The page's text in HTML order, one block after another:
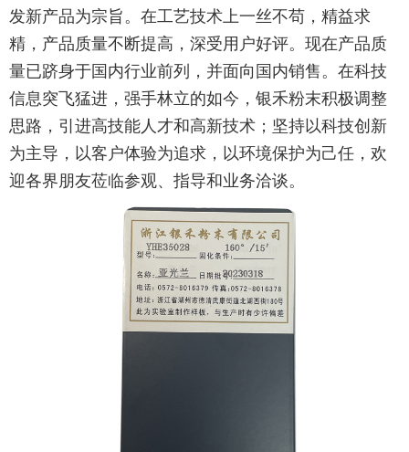
发新产品为宗旨。在工艺技术上一丝不苟，精益求
精，产品质量不断提高，深受用户好评。现在产品质
量已跻身于国内行业前列，并面向国内销售。在科技
信息突飞猛进，强手林立的如今，银禾粉末积极调整
思路，引进高技能人才和高新技术；坚持以科技创新
为主导，以客户体验为追求，以环境保护为己任，欢
迎各界朋友莅临参观、指导和业务洽谈。